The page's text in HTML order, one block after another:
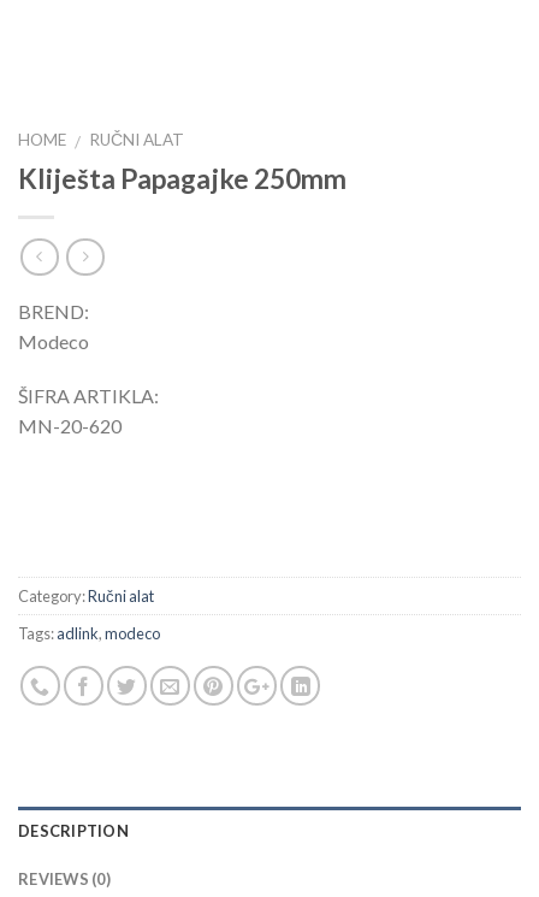
HOME / RUČNI ALAT
Kliješta Papagajke 250mm
BREND:
Modeco
ŠIFRA ARTIKLA:
MN-20-620
Category:Ručni alat
Tags:adlink,modeco
DESCRIPTION
REVIEWS (0)